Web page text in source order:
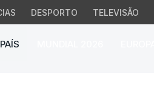
DESPORTO TELEVISÃO
PAÍS
para